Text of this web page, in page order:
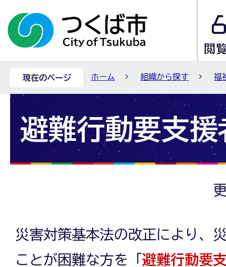
現在のページ ホーム 組織から探す 福
避難行動要支援
災害対策基本法の改正により、
ことが困難な方を「 避難行動要